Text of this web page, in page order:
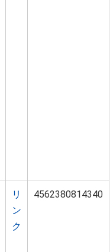
リ
ン
ク
4562380814340